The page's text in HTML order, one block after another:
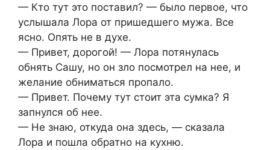
— Кто тут это поставил? — было первое, что
услышала Лора от пришедшего мужа. Все
ясно. Опять не в духе.
— Привет, дорогой! — Лора потянулась
обнять Сашу, но он зло посмотрел на нее, и
желание обниматься пропало.
— Привет. Почему тут стоит эта сумка? Я
запнулся об нее.
— Не знаю, откуда она здесь, — сказала
Лора и пошла обратно на кухню.